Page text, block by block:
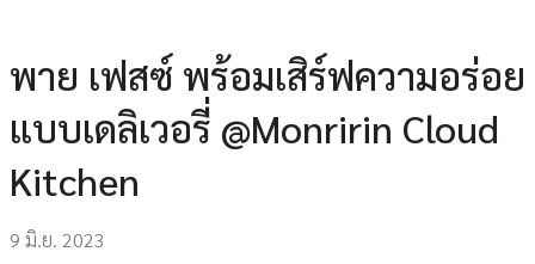
พาย เฟสซ์ พร้อมเสิร์ฟความอร่อย
แบบเดลิเวอรี่ @Monririn Cloud
Kitchen
9 มิ.ย. 2023